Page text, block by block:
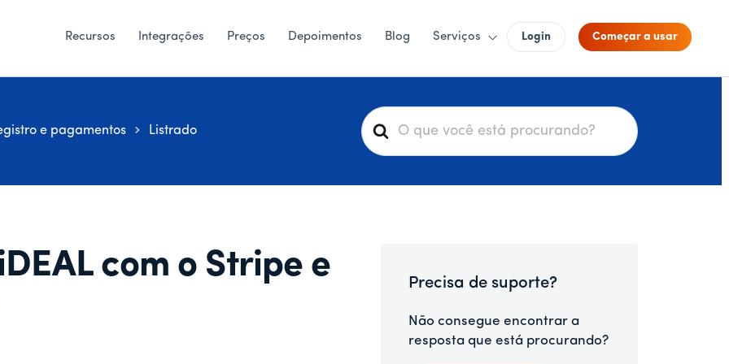
Recursos Integrações Preços Depoimentos Blog Serviços Login Começar a usar
P
e
e pagamentos Listrado
com o Stripe e
Precisa de suporte?
Não consegue encontrar a
resposta que está procurando?